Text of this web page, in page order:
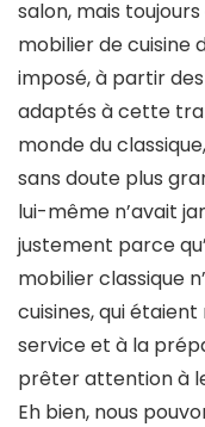
salon, mais
mobilier de cuisine
imposé, à partir
adaptés à cette
monde du
sans doute plus
lui-même n’avait
justement parce
mobilier classique
cuisines, qui
service et à la
prêter attention à
Eh bien, nous